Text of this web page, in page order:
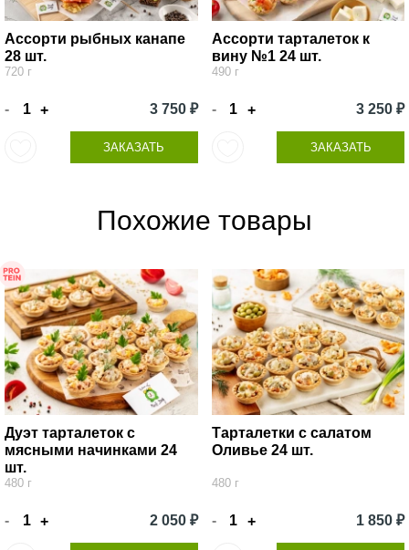
Ассорти рыбных канапе
28 шт.
720 г
- + 3 750 ₽
ЗАКАЗАТЬ
Ассорти тарталеток к
вину №1 24 шт.
490 г
- + 3 250 ₽
ЗАКАЗАТЬ
Похожие товары
Дуэт тарталеток с
мясными начинками 24
шт.
480 г
- + 2 050 ₽
Тарталетки с салатом
Оливье 24 шт.
480 г
- + 1 850 ₽